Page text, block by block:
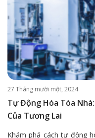
27 Tháng mười một, 2024
Tự Động Hóa Tòa
Của Tương Lai
Khám phá cách tự động